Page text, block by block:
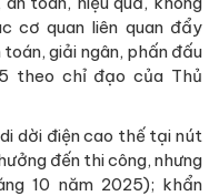
cơ quan liên quan đẩy
giải ngân, phấn đấu
theo chỉ đạo của Thủ
dời điện cao thế tại nút
đến thi công, nhưng
10 năm 2025); khẩn